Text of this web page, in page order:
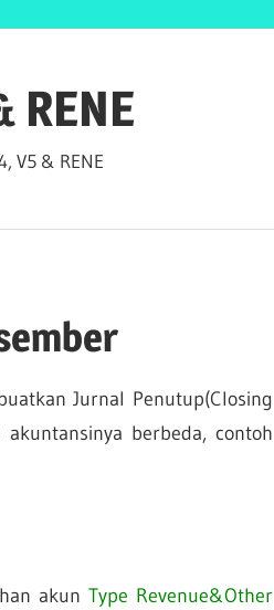
RENE
V5 & RENE
Jurnal Penutup(Closing
berbeda, contoh
akun Type Revenue&Other